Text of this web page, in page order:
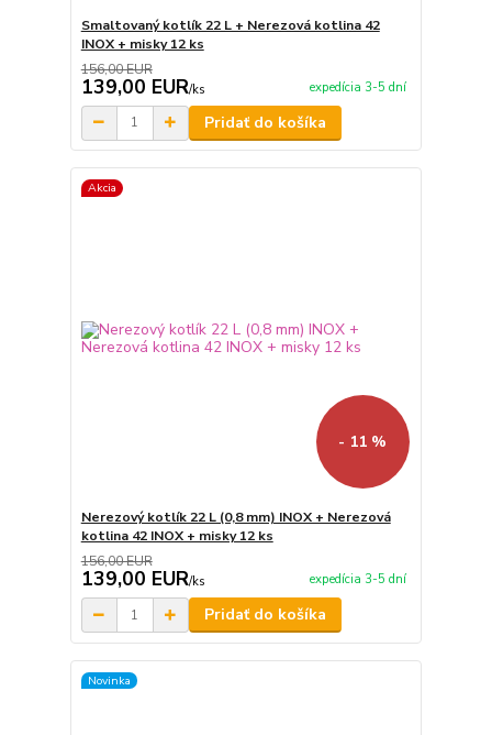
Smaltovaný kotlík 22 L + Nerezová kotlina 42
INOX + misky 12 ks
156,00 EUR
139,00 EUR/ks expedícia 3-5 dní
Pridať do košíka
Akcia
- 11 %
Nerezový kotlík 22 L (0,8 mm) INOX + Nerezová
kotlina 42 INOX + misky 12 ks
156,00 EUR
139,00 EUR/ks expedícia 3-5 dní
Pridať do košíka
Novinka